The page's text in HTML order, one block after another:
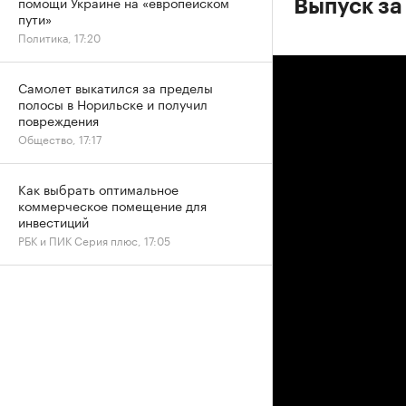
Выпуск
пути»
Политика, 17:20
Самолет выкатился за пределы
полосы в Норильске и получил
повреждения
Общество, 17:17
Как выбрать оптимальное
коммерческое помещение для
инвестиций
РБК и ПИК Серия плюс, 17:05